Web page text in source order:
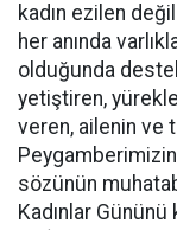
kadın ezilen
her anında
olduğunda
yetiştiren,
veren, ailenin ve
Peygamberimizin
sözünün
Kadınlar